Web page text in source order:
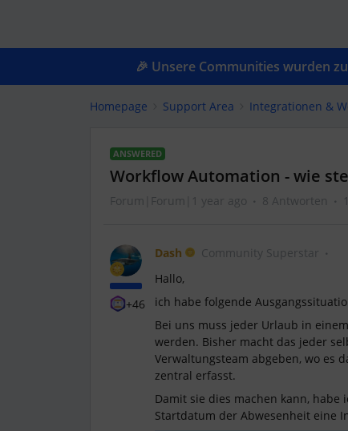
🎉 Unsere Communities wurden
Homepage Support Area Integrationen &
ANSWERED
Workflow Automation - wie
Forum|Forum|1 year ago 8 Antworten
+46
Dash
Community Superstar
Hallo,
ich habe folgende
Bei uns muss jeder Urlaub in
werden. Bisher macht das jeder
Verwaltungsteam abgeben, wo es
zentral erfasst.
Damit sie dies machen kann, habe
Startdatum der Abwesenheit eine